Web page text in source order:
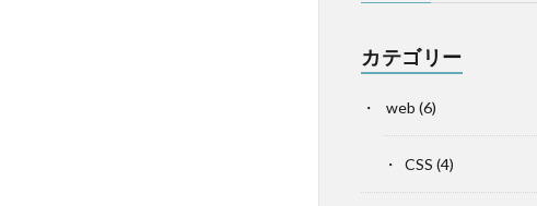
カテゴリー
web (6)
CSS (4)